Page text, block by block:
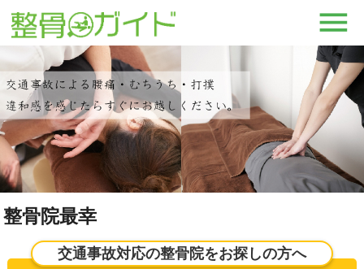
整骨院最幸
交通事故対応の整骨院をお探しの方へ